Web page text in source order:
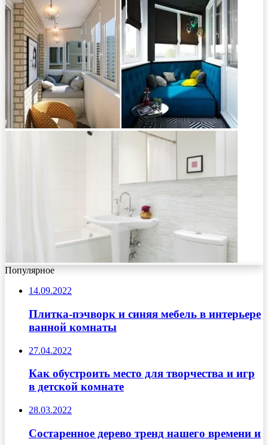
Популярное
14.09.2022
Плитка-пэчворк и синяя мебель в интерьере
ванной комнаты
27.04.2022
Как обустроить место для творчества и игр
в детской комнате
28.03.2022
Состаренное дерево тренд нашего времени и